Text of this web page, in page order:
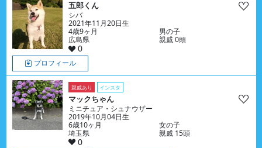
五郎くん
シバ
2021年11月20日生
4歳9ヶ月
男の子
広島県
親戚 0頭
0
プロフィール
親戚あり インスタ
マックちゃん
ミニチュア・シュナウザー
2019年10月04日生
6歳10ヶ月
女の子
埼玉県
親戚 15頭
0